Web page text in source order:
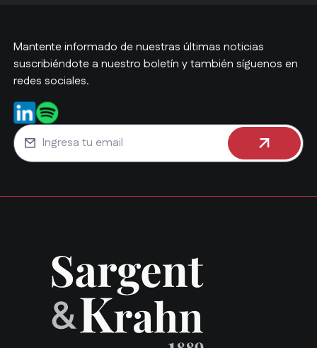
Mantente informado de nuestras últimas noticias
suscribiéndote a nuestro boletín y también síguenos en
redes sociales.